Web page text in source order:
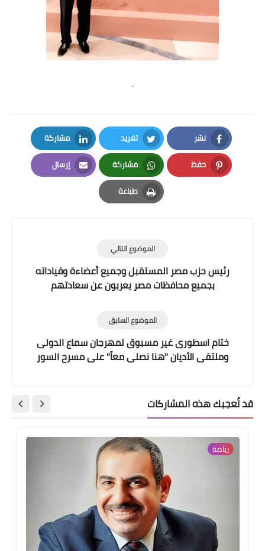
.
نشر
Facebook
تغريد
Twitter
مشاركة
LinkedIn
حفظ
Pinterest
مشاركة
Whatsapp
إرسال
Email
طباعة
Print
الموضوع التالي
رئيس حزب مصر المستقبل وجميع أعضاءة وقياداته
بجميع محافظات مصر يعربون عن سعادتهم
الانتخابات الرئاسية
الموضوع السابق
ختام اسطورى غير مسبوق لمهرجان سماع الدولى
وملتقى الأديان "هنا نصلى معاً" على مسرح السور
قد تُعجبك هذه المشاركات
رياضة